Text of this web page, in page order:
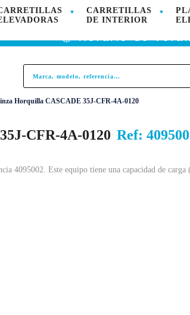
849 PRODUCTOS DISPONIBLES PARA COMPRA
🕥 Horario de
CARRETILLAS
DE INTERIOR
Horquilla CASCADE 35J-CFR-4A-0120
CFR-4A-0120 Ref:
4095002. Este equipo tiene una capacidad de